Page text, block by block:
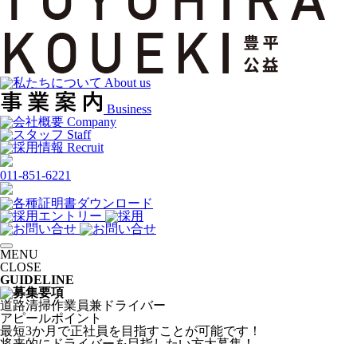
About us
Business
Company
Staff
Recruit
011-851-6221
MENU
CLOSE
GUIDELINE
道路清掃作業員兼ドライバー
アピールポイント
最短3か月で正社員を目指すことが可能です！